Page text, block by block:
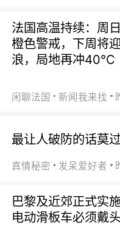
法国高温持续：周
橙色警戒，下周将
浪，局地再冲40℃
闲聊法国 新闻我来找
最让人破防的话莫
真情秘密 发呆爱好者
巴黎及近郊正式实
电动滑板车必须戴